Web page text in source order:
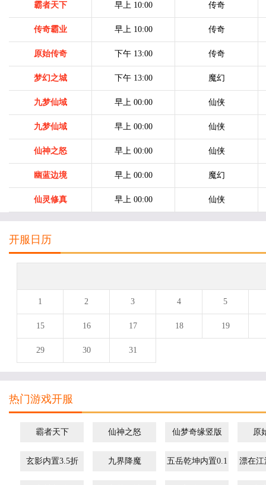
霸者天下 早上 10:00 传奇
传奇霸业 早上 10:00 传奇
原始传奇 下午 13:00 传奇
梦幻之城 下午 13:00 魔幻
九梦仙域 早上 00:00 仙侠
九梦仙域 早上 00:00 仙侠
仙神之怒 早上 00:00 仙侠
幽蓝边境 早上 00:00 魔幻
仙灵修真 早上 00:00 仙侠
开服日历
1 2 3 4 5
15 16 17 18 19
29 30 31
热门游戏开服
霸者天下 仙神之怒 仙梦奇缘竖版 原
玄影内置3.5折 九界降魔 五岳乾坤内置0.1 漂在江